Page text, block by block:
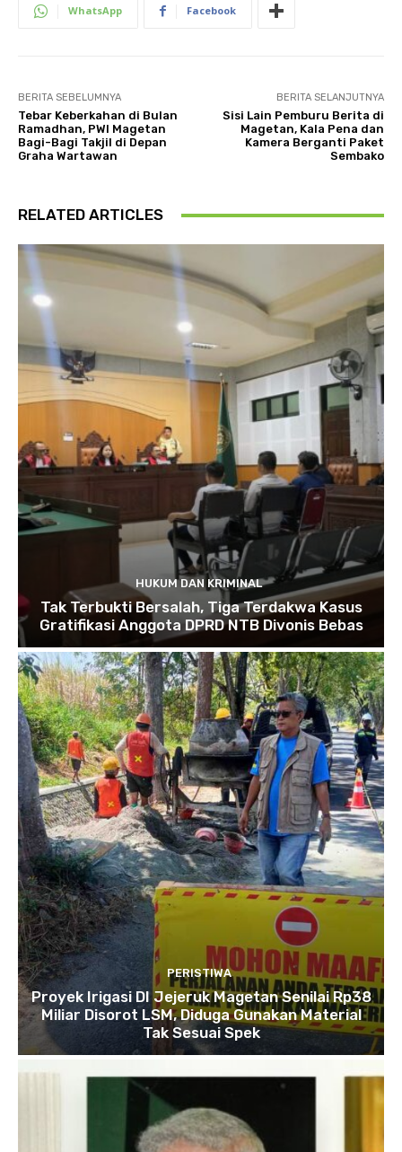
WhatsApp Facebook
BERITA SEBELUMNYA
Tebar Keberkahan di Bulan
Ramadhan, PWI Magetan
Bagi-Bagi Takjil di Depan
Graha Wartawan
BERITA SELANJUTNYA
Sisi Lain Pemburu Berita di
Magetan, Kala Pena dan
Kamera Berganti Paket
Sembako
RELATED ARTICLES
HUKUM DAN KRIMINAL
Tak Terbukti Bersalah, Tiga Terdakwa Kasus
Gratifikasi Anggota DPRD NTB Divonis Bebas
PERISTIWA
Proyek Irigasi DI Jejeruk Magetan Senilai Rp38
Miliar Disorot LSM, Diduga Gunakan Material
Tak Sesuai Spek